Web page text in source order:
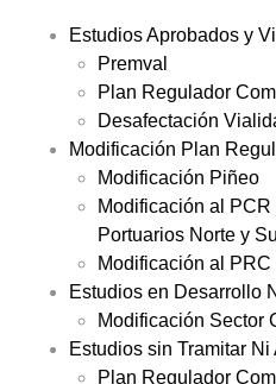
Estudios Aprobados y
Premval
Plan Regulador
Desafectación
Modificación Plan
Modificación Piñeo
Modificación al
Portuarios Norte y
Modificación al
Estudios en Desarrollo
Modificación Sector
Estudios sin Tramitar Ni
Plan Regulador